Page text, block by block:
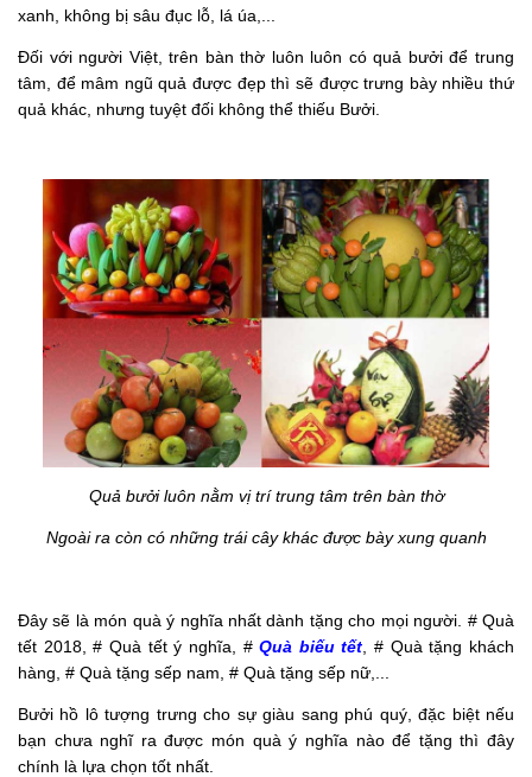
xanh, không bị sâu đục lỗ, lá úa,...
Đối với người Việt, trên bàn thờ luôn luôn có quả bưởi để trung
tâm, để mâm ngũ quả được đẹp thì sẽ được trưng bày nhiều thứ
quả khác, nhưng tuyệt đối không thể thiếu Bưởi.
Quả bưởi luôn nằm vị trí trung tâm trên bàn thờ
Ngoài ra còn có những trái cây khác được bày xung quanh
Đây sẽ là món quà ý nghĩa nhất dành tặng cho mọi người. # Quà
tết 2018, # Quà tết ý nghĩa, #Quà biếu tết , # Quà tặng khách
hàng, # Quà tặng sếp nam, # Quà tặng sếp nữ,...
Bưởi hồ lô tượng trưng cho sự giàu sang phú quý, đặc biệt nếu
bạn chưa nghĩ ra được món quà ý nghĩa nào để tặng thì đây
chính là lựa chọn tốt nhất.